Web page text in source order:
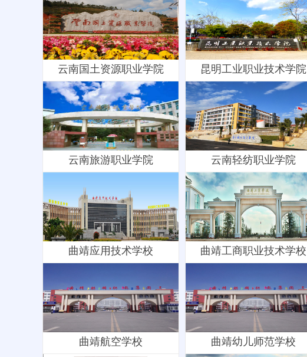
云南国土资源职业学院 昆明工业职业技术学院
云南旅游职业学院 云南轻纺职业学院
曲靖应用技术学校 曲靖工商职业技术学校
曲靖航空学校 曲靖幼儿师范学校